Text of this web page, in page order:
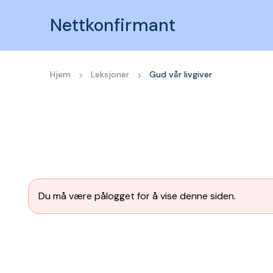
Nettkonfirmant
Hjem Leksjoner Gud vår livgiver
Du må være pålogget for å vise denne siden.